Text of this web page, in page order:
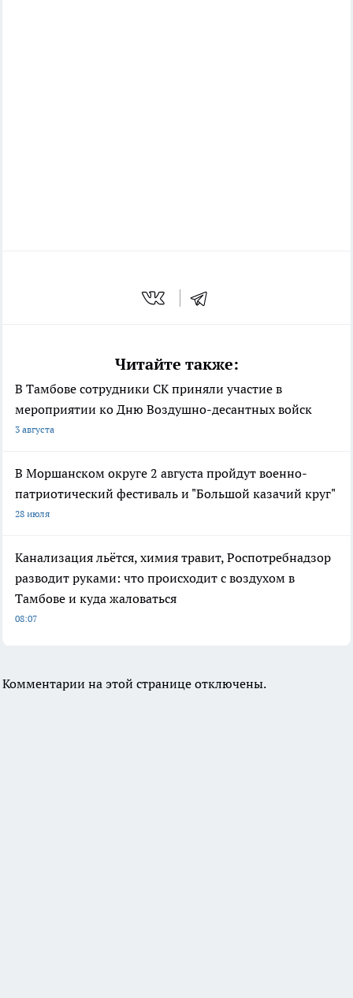
Читайте также:
В Тамбове сотрудники СК приняли участие в
мероприятии ко Дню Воздушно-десантных войск
3 августа
В Моршанском округе 2 августа пройдут военно-
патриотический фестиваль и "Большой казачий круг"
28 июля
Канализация льётся, химия травит, Роспотребнадзор
разводит руками: что происходит с воздухом в
Тамбове и куда жаловаться
08:07
Комментарии на этой странице отключены.